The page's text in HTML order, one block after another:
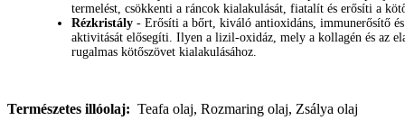
termelést, csökkenti a ráncok kialakulását, fiatalít és erősíti a
Rézkristály - Erősíti a bőrt, kiváló antioxidáns, immunerősítő
aktivitását elősegíti. Ilyen a lizil-oxidáz, mely a kollagén és az
rugalmas kötőszövet kialakulásához.
Természetes illóolaj: Teafa olaj, Rozmaring olaj, Zsálya olaj